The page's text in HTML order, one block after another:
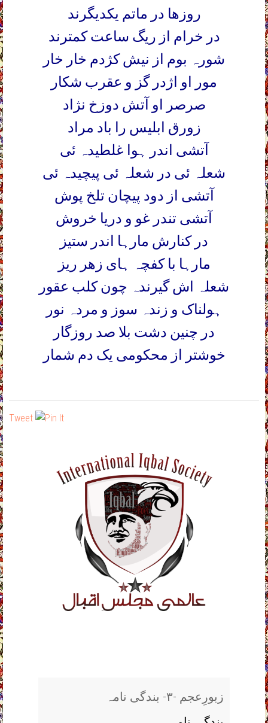
روزھا در ماتم یکدیگرند
در خرام از ریگ ساعت کمترند
شورہ بوم از نیش کژدم خار خار
مور او اژدر گز و عقرب شکار
صرصر او آتش دوزخ نژاد
زورق ابلیس را باد مراد
آتشی اندر ہوا غلطیدہ ئی
شعلہ ئی در شعلہ ئی پیچیدہ ئی
آتشی از دود پیچان تلخ پوش
آتشی تندر غو و دریا خروش
در کنارش مارہا اندر ستیز
مارہا با کفچہ ہای زھر ریز
شعلہ اش گیرندہ چون کلب عقور
ہولناک و زندہ سوز و مردہ نور
در چنین دشت بلا صد روزگار
خوشتر از محکومی یک دم شمار
Tweet
زبورِعجم -٣- بندگی نامہ